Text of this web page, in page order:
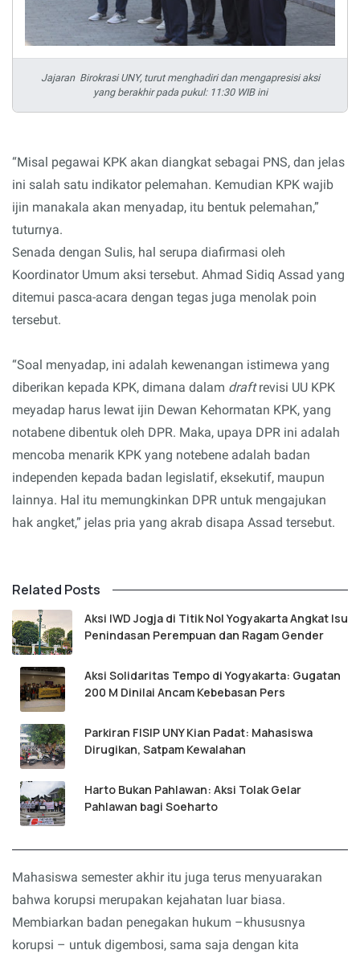
Jajaran Birokrasi UNY, turut menghadiri dan mengapresisi aksi
yang berakhir pada pukul: 11:30 WIB ini
“Misal pegawai KPK akan diangkat sebagai PNS, dan jelas
ini salah satu indikator pelemahan. Kemudian KPK wajib
ijin manakala akan menyadap, itu bentuk pelemahan,”
tuturnya.
Senada dengan Sulis, hal serupa diafirmasi oleh
Koordinator Umum aksi tersebut. Ahmad Sidiq Assad yang
ditemui pasca-acara dengan tegas juga menolak poin
tersebut.
“Soal menyadap, ini adalah kewenangan istimewa yang
diberikan kepada KPK, dimana dalam draftrevisi UU KPK
meyadap harus lewat ijin Dewan Kehormatan KPK, yang
notabene dibentuk oleh DPR. Maka, upaya DPR ini adalah
mencoba menarik KPK yang notebene adalah badan
independen kepada badan legislatif, eksekutif, maupun
lainnya. Hal itu memungkinkan DPR untuk mengajukan
hak angket,” jelas pria yang akrab disapa Assad tersebut.
Related Posts
Aksi IWD Jogja di Titik Nol Yogyakarta Angkat Isu
Penindasan Perempuan dan Ragam Gender
Aksi Solidaritas Tempo di Yogyakarta: Gugatan
200 M Dinilai Ancam Kebebasan Pers
Parkiran FISIP UNY Kian Padat: Mahasiswa
Dirugikan, Satpam Kewalahan
Harto Bukan Pahlawan: Aksi Tolak Gelar
Pahlawan bagi Soeharto
Mahasiswa semester akhir itu juga terus menyuarakan
bahwa korupsi merupakan kejahatan luar biasa.
Membiarkan badan penegakan hukum –khususnya
korupsi – untuk digembosi, sama saja dengan kita